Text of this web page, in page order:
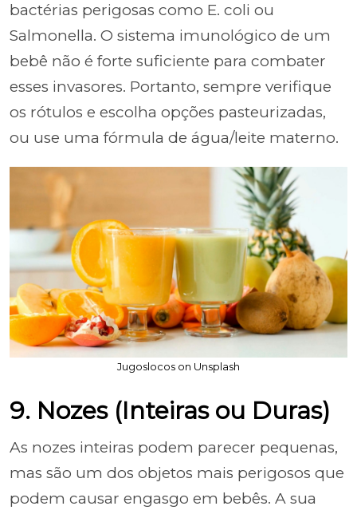
bactérias perigosas como E. coli ou
Salmonella. O sistema imunológico de um
bebê não é forte suficiente para combater
esses invasores. Portanto, sempre verifique
os rótulos e escolha opções pasteurizadas,
ou use uma fórmula de água/leite materno.
Jugoslocos on Unsplash
9. Nozes (Inteiras ou Duras)
As nozes inteiras podem parecer pequenas,
mas são um dos objetos mais perigosos que
podem causar engasgo em bebês. A sua